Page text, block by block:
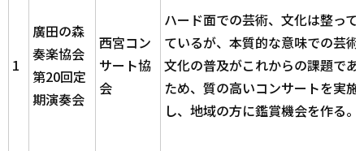
1
廣田の森
奏楽協会
第20回定
期演奏会
西宮コン
サート協
会
ハード面での芸術、文化は整って
ているが、本質的な意味での芸術
文化の普及がこれからの課題であ
ため、質の高いコンサートを実施
し、地域の方に鑑賞機会を作る。